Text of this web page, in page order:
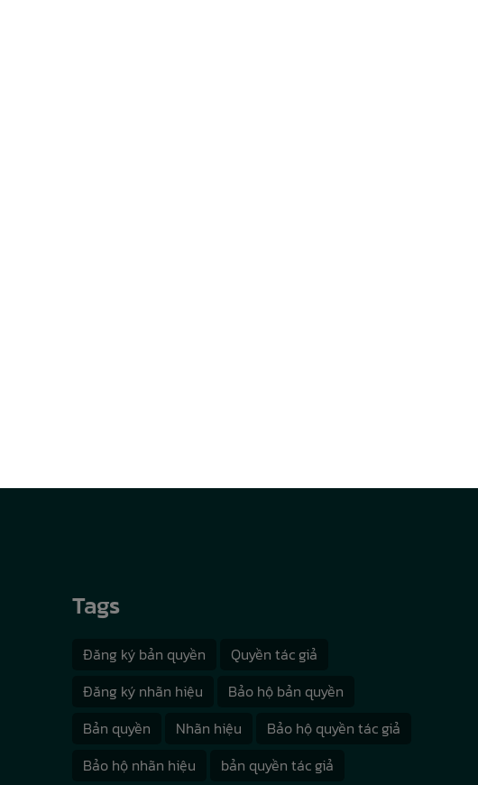
Tags
Đăng ký bản quyền
Quyền tác giả
Đăng ký nhãn hiệu
Bảo hộ bản quyền
Bản quyền
Nhãn hiệu
Bảo hộ quyền tác giả
Bảo hộ nhãn hiệu
bản quyền tác giả